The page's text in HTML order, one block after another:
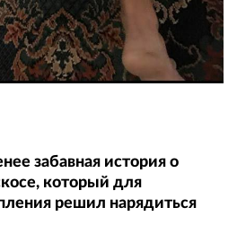
забавная история о
который для
решил нарядиться